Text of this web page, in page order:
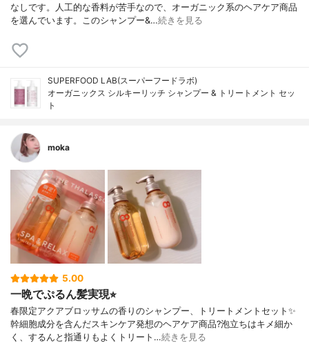
なしです。人工的な香料が苦手なので、オーガニック系のヘアケア商品
を選んでいます。このシャンプー&…続きを見る
SUPERFOOD LAB(スーパーフードラボ)
オーガニックス シルキーリッチ シャンプー & トリートメント セッ
ト
moka
5.00
一晩でぷるん髪実現⭐︎
春限定アクアブロッサムの香りのシャンプー、トリートメントセット✨
幹細胞成分を含んだスキンケア発想のヘアケア商品?泡立ちはキメ細か
く、するんと指通りもよくトリート…続きを見る